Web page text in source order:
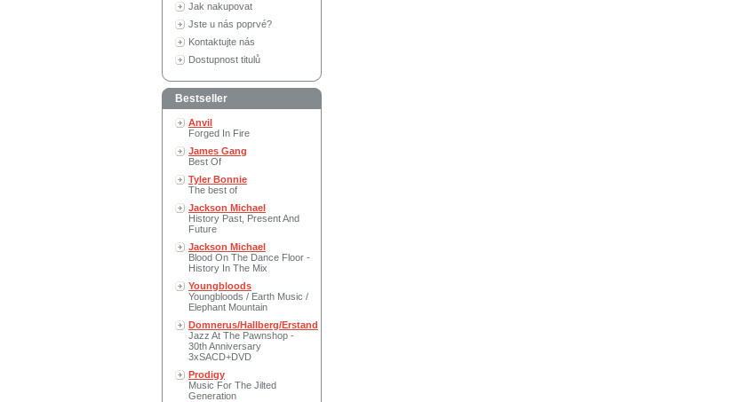
Jak nakupovat
Jste u nás poprvé?
Kontaktujte nás
Dostupnost titulů
Bestseller
Anvil
Forged In Fire
James Gang
Best Of
Tyler Bonnie
The best of
Jackson Michael
History Past, Present And
Future
Jackson Michael
Blood On The Dance Floor -
History In The Mix
Youngbloods
Youngbloods / Earth Music /
Elephant Mountain
Domnerus/Hallberg/Erstand
Jazz At The Pawnshop -
30th Anniversary
3xSACD+DVD
Prodigy
Music For The Jilted
Generation